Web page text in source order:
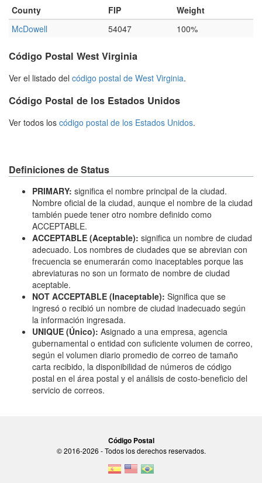
County FIP
Weight
McDowell
54047 100%
Código Postal West Virginia
Ver el listado del código postal de West Virginia.
Código Postal de los Estados Unidos
Ver todos los código postal de los Estados Unidos.
Definiciones de Status
PRIMARY: significa el nombre principal de la ciudad.
Nombre oficial de la ciudad, aunque el nombre de la ciudad
también puede tener otro nombre definido como
ACCEPTABLE.
ACCEPTABLE (Aceptable): significa un nombre de ciudad
adecuado. Los nombres de ciudades que se abrevian con
frecuencia se enumerarán como inaceptables porque las
abreviaturas no son un formato de nombre de ciudad
aceptable.
NOT ACCEPTABLE (Inaceptable): Significa que se
ingresó o recibió un nombre de ciudad inadecuado según
la información ingresada.
UNIQUE (Único): Asignado a una empresa, agencia
gubernamental o entidad con suficiente volumen de correo,
según el volumen diario promedio de correo de tamaño
carta recibido, la disponibilidad de números de código
postal en el área postal y el análisis de costo-beneficio del
servicio de correos.
Código Postal
© 2016-2026 - Todos los derechos reservados.